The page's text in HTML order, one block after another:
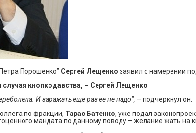
Порошенко” Сергей Лещенко заявил о намерении
случая кнопкодавства, – Сергей Лещенко
И заражать еще раз ее не надо”, – подчеркнул он.
по фракции, Тарас Батенко, уже подал
мандата по данному поводу – желание жать на